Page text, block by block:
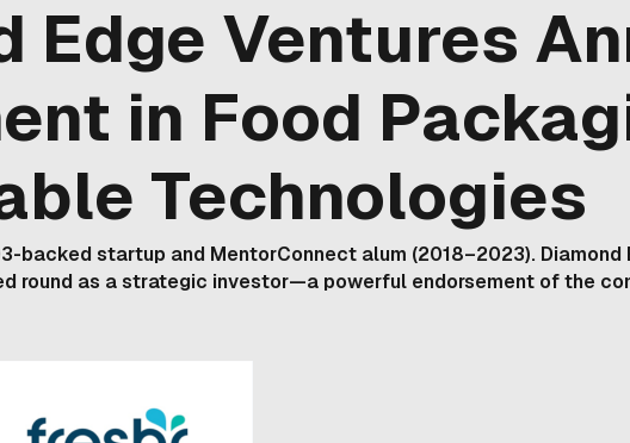
Edge Ventures
in Food
Technologies
backed startup and MentorConnect alum (2018–2023).
round as a strategic investor—a powerful endorsement of the